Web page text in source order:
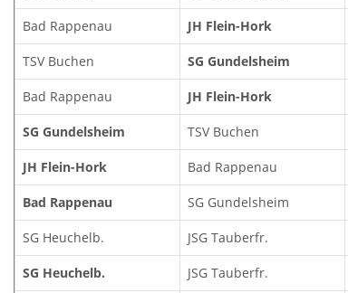
Bad Rappenau JH Flein-Hork
TSV Buchen SG Gundelsheim
Bad Rappenau JH Flein-Hork
SG Gundelsheim TSV Buchen
JH Flein-Hork Bad Rappenau
Bad Rappenau SG Gundelsheim
SG Heuchelb. JSG Tauberfr.
SG Heuchelb. JSG Tauberfr.